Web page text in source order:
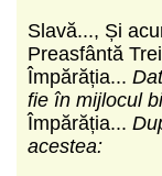
Slavă..., Și
Preasfântă
Împărăția...
fie în mijlocul
Împărăția...
acestea: